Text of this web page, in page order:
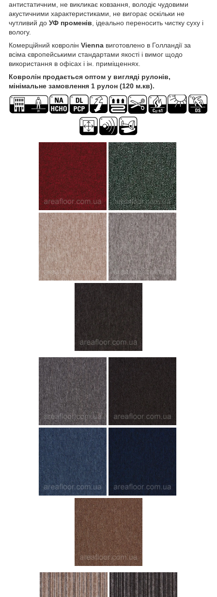
антистатичним, не викликає ковзання, володіє чудовими
акустичними характеристиками, не вигорає оскільки не
чутливий до УФ променів, ідеально переносить чистку суху і
вологу.
Комерційний ковролін Vienna виготовлено в Голландії за
всіма європейськими стандартами якості і вимог щодо
використання в офісах і ін. приміщеннях.
Ковролін продається оптом у вигляді рулонів,
мінімальне замовлення 1 рулон (120 м.кв).